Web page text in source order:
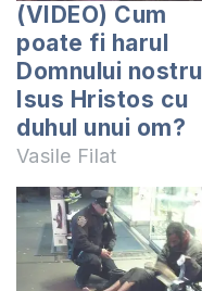
(VIDEO) Cum
poate fi harul
Domnului nostru
Isus Hristos cu
duhul unui om?
Vasile Filat